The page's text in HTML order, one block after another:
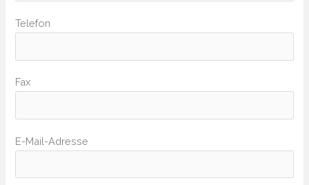
Telefon
Fax
E-Mail-Adresse